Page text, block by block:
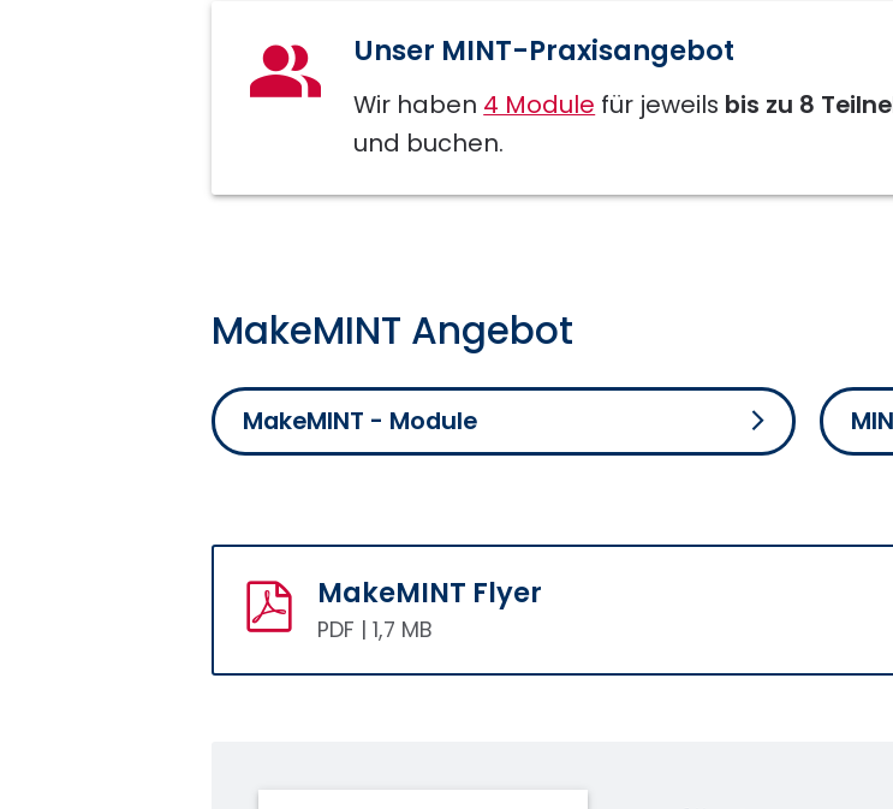
Unser MINT-Praxisangebot
Wir haben 4 Module für jeweils bis zu 8
und buchen.
MakeMINT Angebot
MakeMINT - Module
MakeMINT Flyer
PDF | 1,7 MB